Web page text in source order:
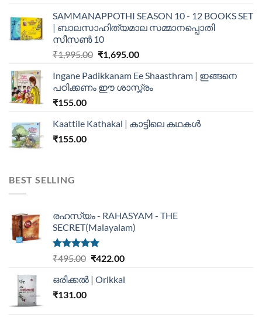
SAMMANAPPOTHI SEASON 10 - 12 BOOKS SET
| ബാലസാഹിത്യമാല സമ്മാനപ്പൊതി
സീസൺ 10
₹1,995.00 ₹1,695.00
Ingane Padikkanam Ee Shaasthram | ഇങ്ങനെ
പഠിക്കണം ഈ ശാസ്ത്രം
₹155.00
Kaattile Kathakal | കാട്ടിലെ കഥകള്‍
₹155.00
BEST SELLING
രഹസ്യം - RAHASYAM - THE
SECRET(Malayalam)
Rated5.00
₹495.00 ₹422.00
ഒരിക്കൽ | Orikkal
₹131.00